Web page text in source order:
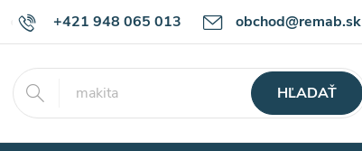
+421 948 065 013 obchod@remab.sk
Podmienky ochrany osobných údajov Ako nakupovať
HĽADAŤ